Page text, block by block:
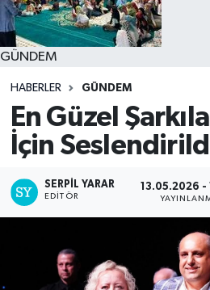
GÜNDEM
HABERLER GÜNDEM
En Güzel
İçin
SERPİL YARAR
EDITÖR
13.05.2026 -